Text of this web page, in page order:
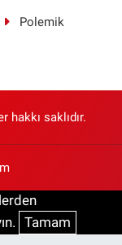
Polemik
hakkı saklıdır.
Tamam